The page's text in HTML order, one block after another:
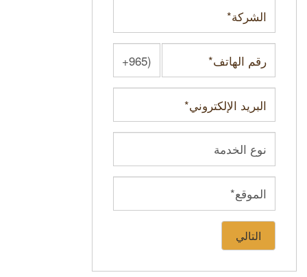
التالي